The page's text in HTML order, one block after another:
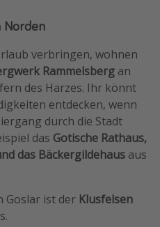
Norden
verbringen, wohnen
Rammelsberg an
des Harzes. Ihr könnt
entdecken, wenn
durch die Stadt
das Gotische Rathaus,
das Bäckergildehaus aus
Goslar ist der Klusfelsen